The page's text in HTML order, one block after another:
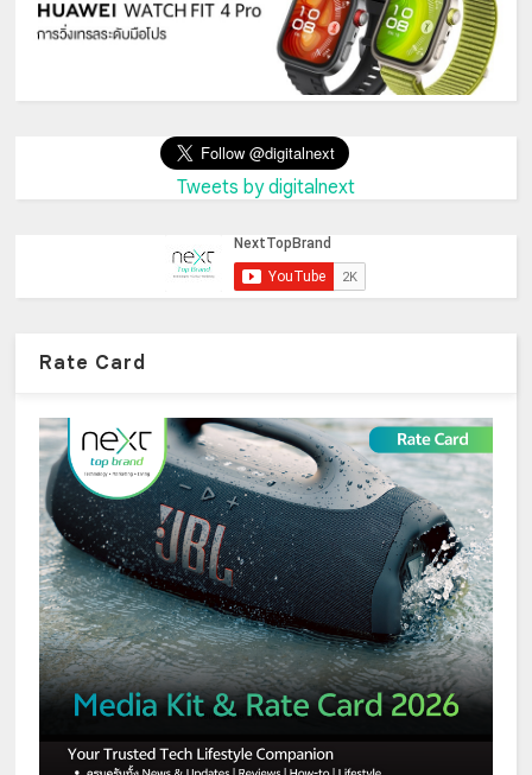
Tweets by digitalnext
Rate Card